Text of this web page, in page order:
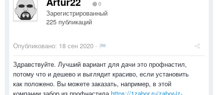
0
Зарегистрированный
225 публикаций
Опубликовано: 18 сен 2020 ·
Здравствуйте. Лучший вариант для дачи это профнастил,
потому что и дешево и выглядит красиво, если установить
как положено. Вы можете заказать, например, в этой